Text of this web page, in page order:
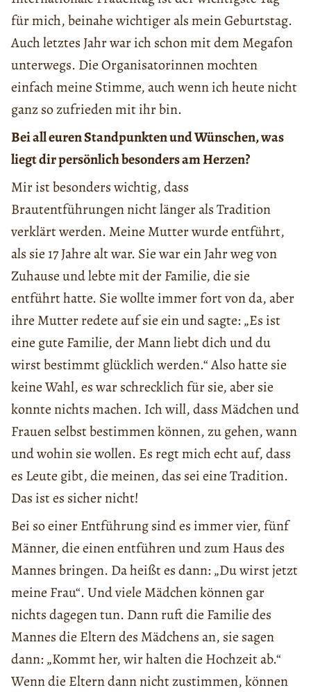
für mich, beinahe wichtiger als mein Geburtstag.
Auch letztes Jahr war ich schon mit dem Megafon
unterwegs. Die Organisatorinnen mochten
einfach meine Stimme, auch wenn ich heute nicht
ganz so zufrieden mit ihr bin.
Bei all euren Standpunkten und Wünschen, was
liegt dir persönlich besonders am Herzen?
Mir ist besonders wichtig, dass
Brautentführungen nicht länger als Tradition
verklärt werden. Meine Mutter wurde entführt,
als sie 17 Jahre alt war. Sie war ein Jahr weg von
Zuhause und lebte mit der Familie, die sie
entführt hatte. Sie wollte immer fort von da, aber
ihre Mutter redete auf sie ein und sagte: „Es ist
eine gute Familie, der Mann liebt dich und du
wirst bestimmt glücklich werden.“ Also hatte sie
keine Wahl, es war schrecklich für sie, aber sie
konnte nichts machen. Ich will, dass Mädchen und
Frauen selbst bestimmen können, zu gehen, wann
und wohin sie wollen. Es regt mich echt auf, dass
es Leute gibt, die meinen, das sei eine Tradition.
Das ist es sicher nicht!
Bei so einer Entführung sind es immer vier, fünf
Männer, die einen entführen und zum Haus des
Mannes bringen. Da heißt es dann: „Du wirst jetzt
meine Frau“. Und viele Mädchen können gar
nichts dagegen tun. Dann ruft die Familie des
Mannes die Eltern des Mädchens an, sie sagen
dann: „Kommt her, wir halten die Hochzeit ab.“
Wenn die Eltern dann nicht zustimmen, können